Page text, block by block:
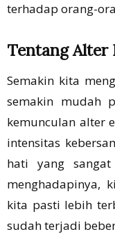
terhadap orang-
Tentang Alter
Semakin kita
semakin mudah
kemunculan alter
intensitas
hati yang
menghadapinya,
kita pasti lebih
sudah terjadi